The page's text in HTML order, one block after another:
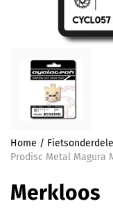
Home /
Prodisc Metal Magura
Merkloos